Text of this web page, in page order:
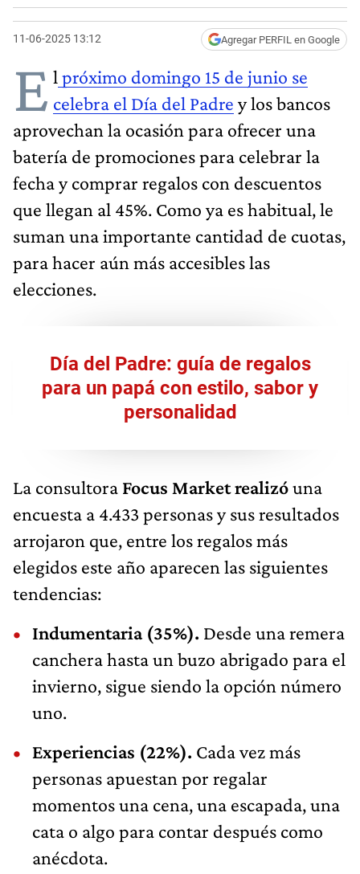
11-06-2025 13:12 Agregar PERFIL en Google
E l próximo domingo 15 de junio se
celebra el Día del Padre y los bancos
aprovechan la ocasión para ofrecer una
batería de promociones para celebrar la
fecha y comprar regalos con descuentos
que llegan al 45%. Como ya es habitual, le
suman una importante cantidad de cuotas,
para hacer aún más accesibles las
elecciones.
Día del Padre: guía de regalos
para un papá con estilo, sabor y
personalidad
La consultora Focus Market realizóuna
encuesta a 4.433 personas y sus resultados
arrojaron que, entre los regalos más
elegidos este año aparecen las siguientes
tendencias:
Indumentaria (35%). Desde una remera
canchera hasta un buzo abrigado para el
invierno, sigue siendo la opción número
uno.
Experiencias (22%). Cada vez más
personas apuestan por regalar
momentos una cena, una escapada, una
cata o algo para contar después como
anécdota.